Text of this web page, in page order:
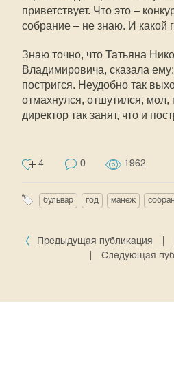
приветствует. Что это –
собрание – не знаю. И какой
Знаю точно, что Татьяна
Владимировича, сказала
постригся. Неудобно так
отмахнулся, отшутился, мол,
директор так занят, что и
4 0 1962
бульвар год манеж
Предыдущая публикация
Следующая